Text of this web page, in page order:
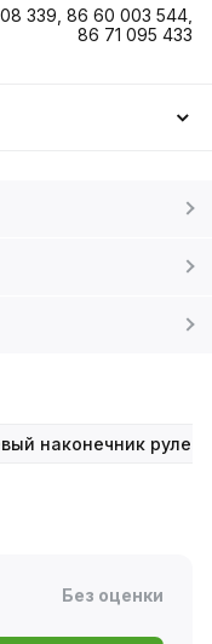
339, 86 60 003 544,
86 71 095 433
наконечник
Без оценки